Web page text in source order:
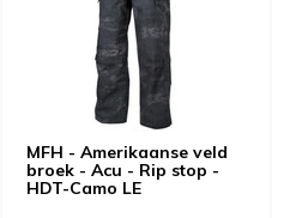
MFH - Amerikaanse veld
broek - Acu - Rip stop -
HDT-Camo LE